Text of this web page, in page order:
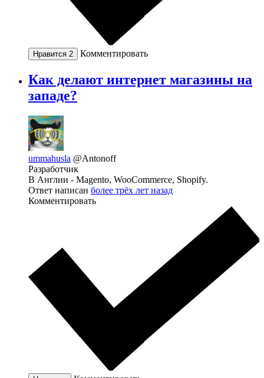
Нравится 2 Комментировать
Как делают интернет магазины на
западе?
ummahusla @Antonoff
Разработчик
В Англии - Magento, WooCommerce, Shopify.
Ответ написан более трёх лет назад
Комментировать